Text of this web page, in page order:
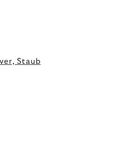
Staub